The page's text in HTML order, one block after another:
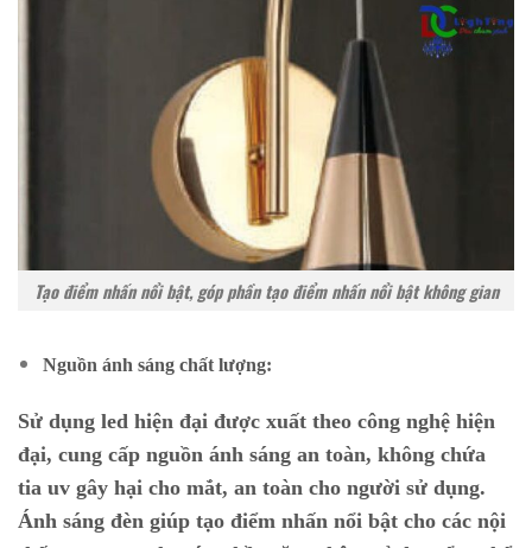
Tạo điểm nhấn nổi bật, góp phần tạo điểm nhấn nổi bật không gian
Nguồn ánh sáng chất lượng:
Sử dụng led hiện đại được xuất theo công nghệ hiện
đại, cung cấp nguồn ánh sáng an toàn, không chứa
tia uv gây hại cho mắt, an toàn cho người sử dụng.
Ánh sáng đèn giúp tạo điểm nhấn nổi bật cho các nội